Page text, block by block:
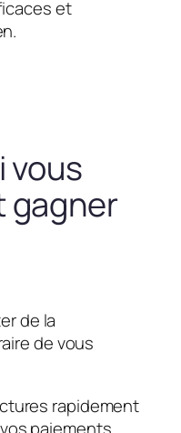
et
vous
gagner
de la
de vous
rapidement